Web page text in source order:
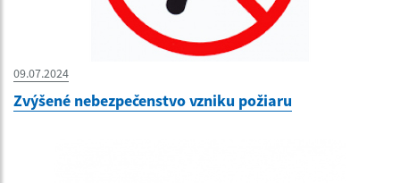
09.07.2024
Zvýšené nebezpečenstvo vzniku požiaru